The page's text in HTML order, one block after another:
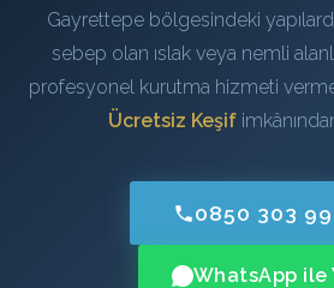
Gayrettepe bölgesindeki
sebep olan ıslak veya nemli
profesyonel kurutma hizmeti
Ücretsiz Keşif
0850 303
WhatsApp ile